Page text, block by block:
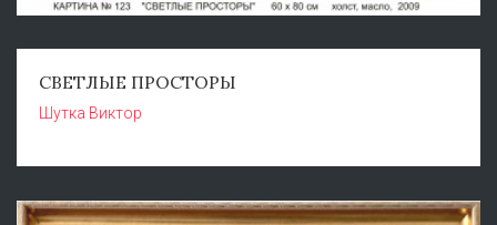
СВЕТЛЫЕ ПРОСТОРЫ
Шутка Виктор